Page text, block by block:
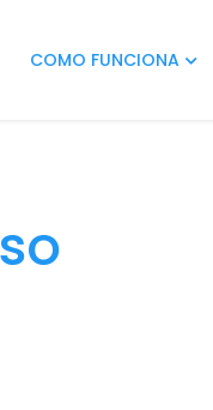
COMO FUNCIONA